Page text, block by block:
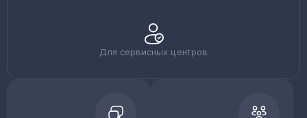
Для сервисных центров